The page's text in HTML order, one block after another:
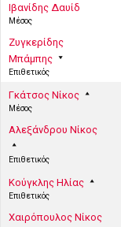
Ιβανίδης Δαυίδ
Μέσος
Ζυγκερίδης
Μπάμπης
Επιθετικός
Γκάτσος Νίκος
Μέσος
Αλεξάνδρου Νίκος
Επιθετικός
Κούγκλης Ηλίας
Επιθετικός
Χαιρόπουλος Νίκος